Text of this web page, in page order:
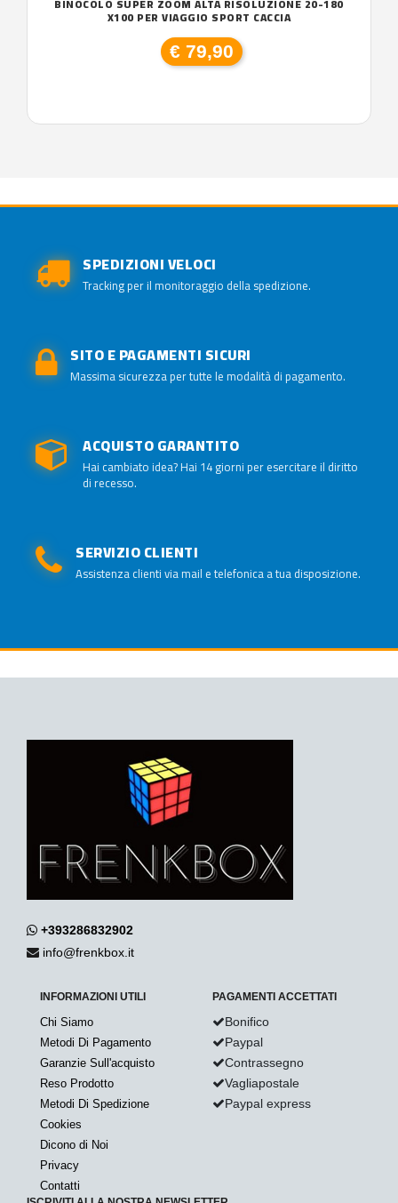
X100 PER VIAGGIO SPORT CACCIA
€ 79,90
SPEDIZIONI VELOCI
Tracking per il monitoraggio della spedizione.
SITO E PAGAMENTI SICURI
Massima sicurezza per tutte le modalità di pagamento.
ACQUISTO GARANTITO
Hai cambiato idea? Hai 14 giorni per esercitare il diritto
di recesso.
SERVIZIO CLIENTI
Assistenza clienti via mail e telefonica a tua disposizione.
+393286832902
info@frenkbox.it
INFORMAZIONI UTILI
Chi Siamo
Metodi Di Pagamento
Garanzie Sull'acquisto
Reso Prodotto
Metodi Di Spedizione
Cookies
Dicono di Noi
Privacy
Contatti
PAGAMENTI ACCETTATI
Bonifico
Paypal
Contrassegno
Vagliapostale
Paypal express